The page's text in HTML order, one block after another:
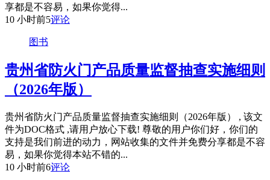
享都是不容易，如果你觉得...
10 小时前5评论
图书
贵州省防火门产品质量监督抽查实施细则
（2026年版）
贵州省防火门产品质量监督抽查实施细则（2026年版） , 该文
件为DOC格式 ,请用户放心下载! 尊敬的用户你们好，你们的
支持是我们前进的动力，网站收集的文件并免费分享都是不容
易，如果你觉得本站不错的...
10 小时前6评论